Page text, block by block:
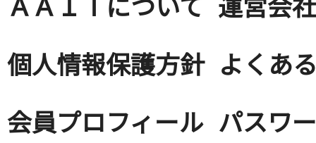
個人情報保護方針 よくあ
会員プロフィール パスワ